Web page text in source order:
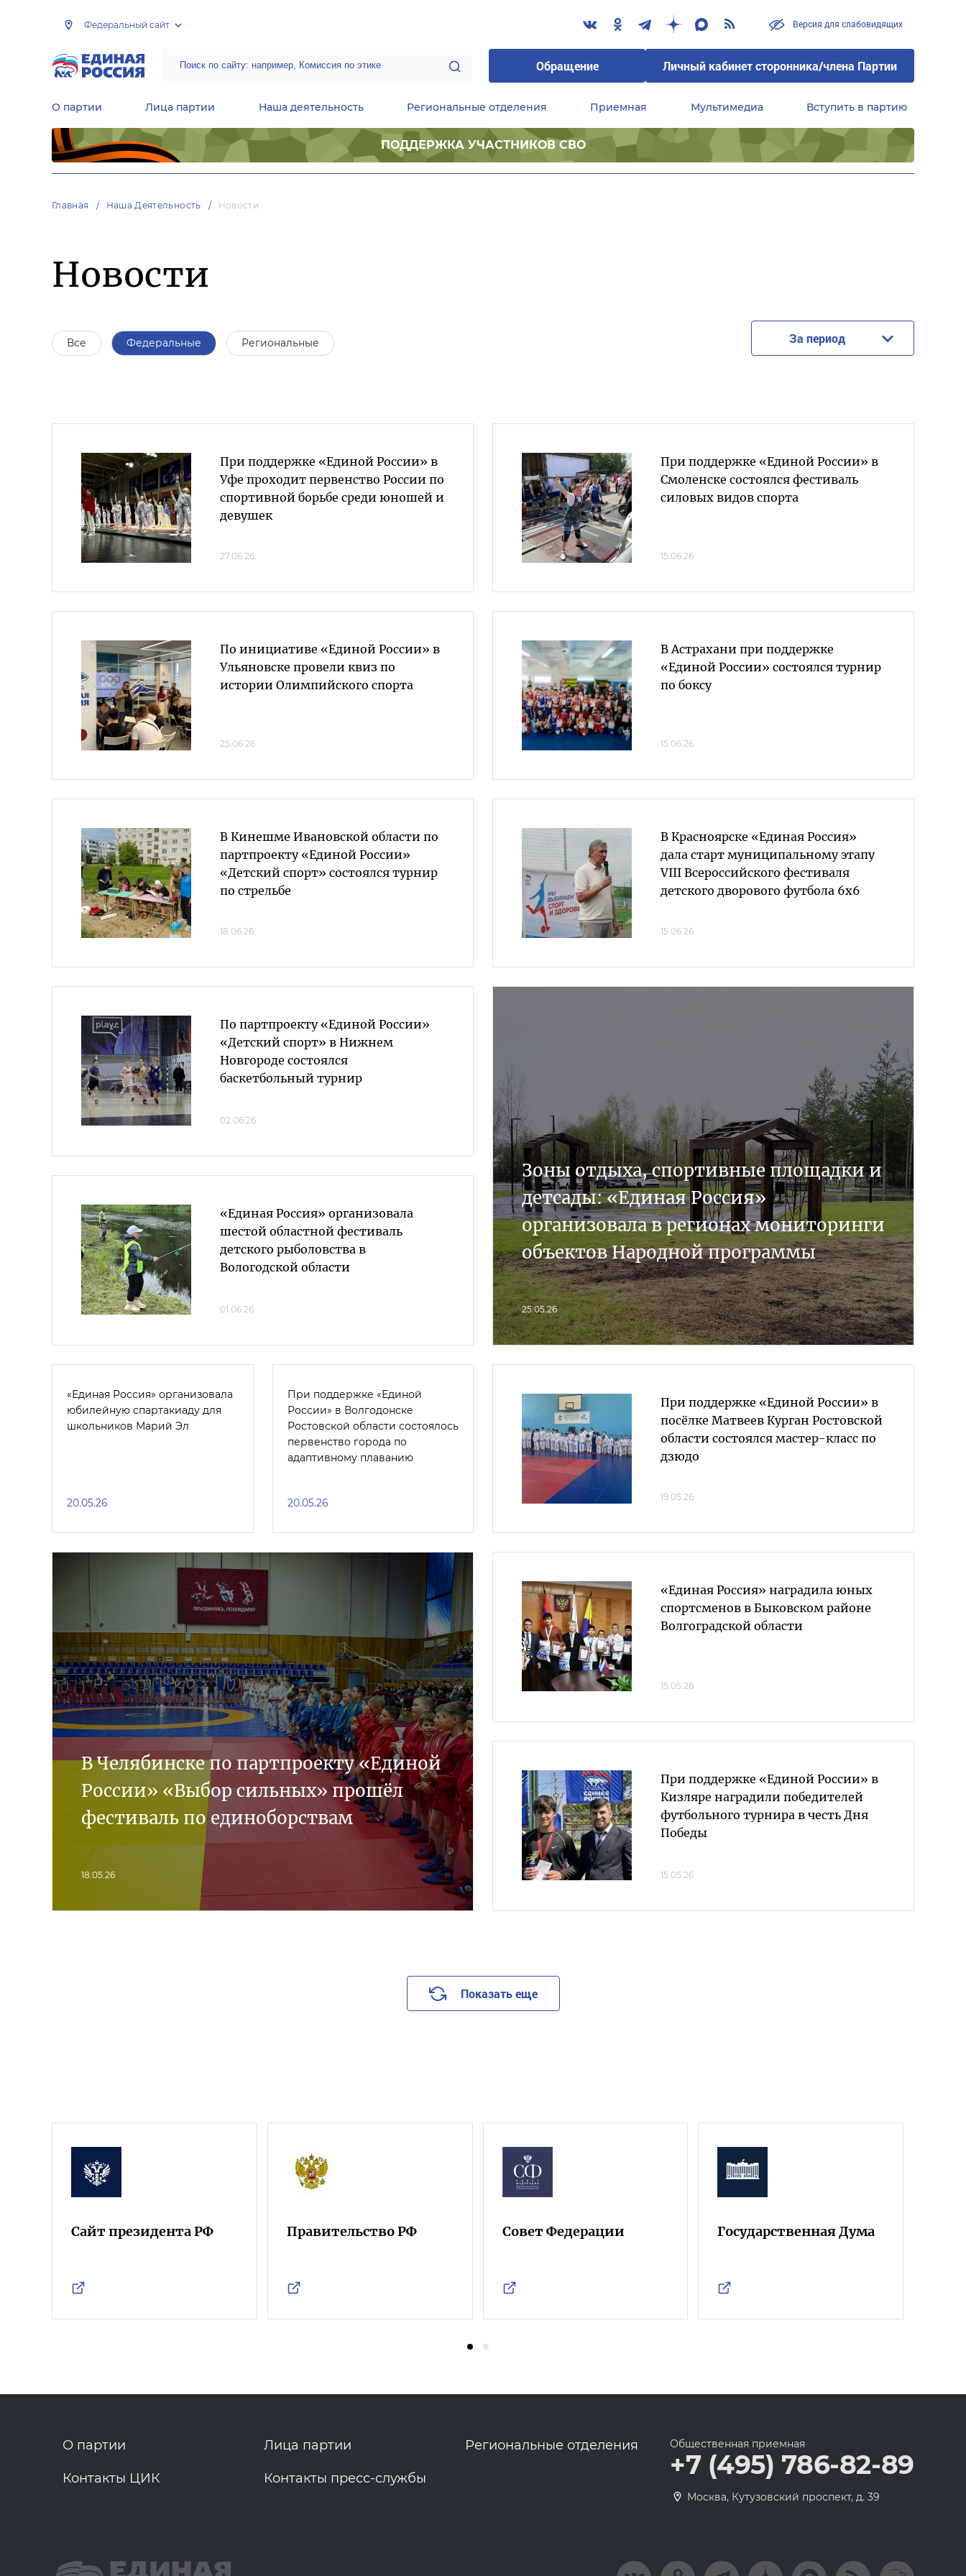
Федеральный сайт Версия для слабовидящих
Обращение Личный кабинет сторонника/члена Партии
О партии Лица партии Наша деятельность Региональные отделения Приемная Мультимедиа Вступить в партию
ПОДДЕРЖКА УЧАСТНИКОВ СВО
Главная Наша Деятельность Новости
Новости
Все Федеральные Региональные За период
При поддержке «Единой России» в
Уфе проходит первенство России по
спортивной борьбе среди юношей и
девушек
27.06.26
По инициативе «Единой России» в
Ульяновске провели квиз по
истории Олимпийского спорта
25.06.26
В Кинешме Ивановской области по
партпроекту «Единой России»
«Детский спорт» состоялся турнир
по стрельбе
18.06.26
При поддержке «Единой России» в
Смоленске состоялся фестиваль
силовых видов спорта
15.06.26
В Астрахани при поддержке
«Единой России» состоялся турнир
по боксу
15.06.26
В Красноярске «Единая Россия»
дала старт муниципальному этапу
VIII Всероссийского фестиваля
детского дворового футбола 6х6
15.06.26
По партпроекту «Единой России»
«Детский спорт» в Нижнем
Новгороде состоялся
баскетбольный турнир
02.06.26
«Единая Россия» организовала
шестой областной фестиваль
детского рыболовства в
Вологодской области
01.06.26
Зоны отдыха, спортивные площадки и
детсады: «Единая Россия»
организовала в регионах мониторинги
объектов Народной программы
25.05.26
«Единая Россия» организовала
юбилейную спартакиаду для
школьников Марий Эл
20.05.26
При поддержке «Единой
России» в Волгодонске
Ростовской области состоялось
первенство города по
адаптивному плаванию
20.05.26
При поддержке «Единой России» в
посёлке Матвеев Курган Ростовской
области состоялся мастер-класс по
дзюдо
19.05.26
В Челябинске по партпроекту «Единой
России» «Выбор сильных» прошёл
фестиваль по единоборствам
18.05.26
«Единая Россия» наградила юных
спортсменов в Быковском районе
Волгоградской области
15.05.26
При поддержке «Единой России» в
Кизляре наградили победителей
футбольного турнира в честь Дня
Победы
15.05.26
Показать еще
Сайт президента РФ Правительство РФ Совет Федерации Государственная Дума
О партии Лица партии Региональные отделения
Контакты ЦИК Контакты пресс-службы
Общественная приемная
+7 (495) 786-82-89
Москва, Кутузовский проспект, д. 39